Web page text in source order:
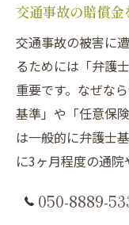
交通事故の賠償
交通事故の被害に
るためには「弁護
重要です。なぜな
基準」や「任意保
は一般的に弁護士
に3ヶ月程度の通
となる基準を正し
っかりと積み上げ
050-8889-